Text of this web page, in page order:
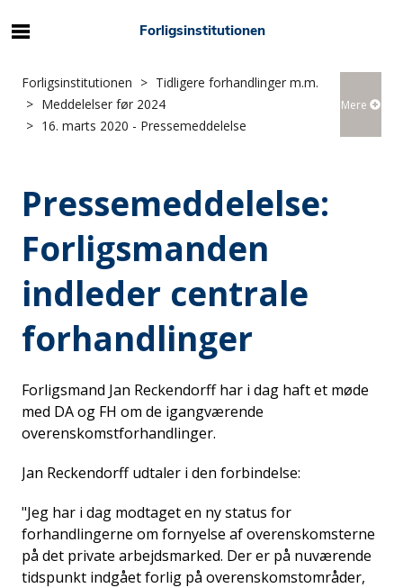
Forligsinstitutionen
Forligsinstitutionen
Tidligere forhandlinger m.m.
Meddelelser før 2024
16. marts 2020 - Pressemeddelelse
Mere
Pressemeddelelse:
Forligsmanden
indleder centrale
forhandlinger
Forligsmand Jan Reckendorff har i dag haft et møde
med DA og FH om de igangværende
overenskomstforhandlinger.
Jan Reckendorff udtaler i den forbindelse:
"Jeg har i dag modtaget en ny status for
forhandlingerne om fornyelse af overenskomsterne
på det private arbejdsmarked. Der er på nuværende
tidspunkt indgået forlig på overenskomstområder,